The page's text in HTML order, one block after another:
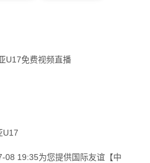
U17免费视频直播
U17
08 19:35为您提供国际友谊【中